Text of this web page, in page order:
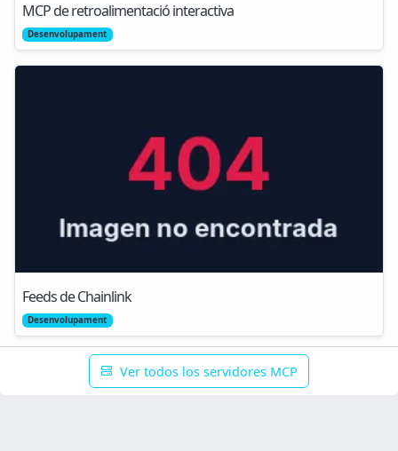
MCP de retroalimentació interactiva
Desenvolupament
Feeds de Chainlink
Desenvolupament
Ver todos los servidores MCP